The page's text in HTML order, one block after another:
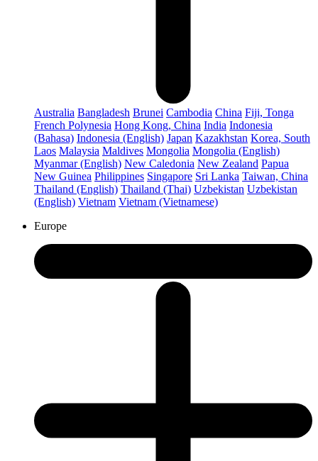
Australia Bangladesh Brunei Cambodia China Fiji, Tonga
French Polynesia Hong Kong, China India Indonesia
(Bahasa) Indonesia (English) Japan Kazakhstan Korea, South
Laos Malaysia Maldives Mongolia Mongolia (English)
Myanmar (English) New Caledonia New Zealand Papua
New Guinea Philippines Singapore Sri Lanka Taiwan, China
Thailand (English) Thailand (Thai) Uzbekistan Uzbekistan
(English) Vietnam Vietnam (Vietnamese)
Europe